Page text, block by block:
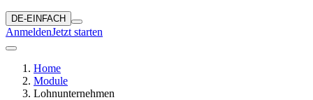
DE-EINFACH
AnmeldenJetzt starten
Home
Module
Lohnunternehmen